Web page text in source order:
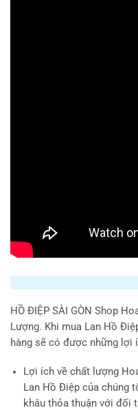
HỒ ĐIỆP SÀI GÒN Shop
Lượng. Khi mua Lan Hồ
hàng sẽ có được những lợi
Lợi ích về chất lượng
Lan Hồ Điệp của chúng
khâu thỏa thuận với đối